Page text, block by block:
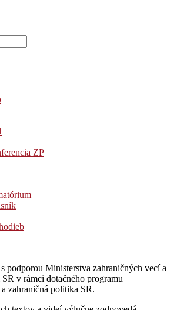
ZP
podporou Ministerstva zahraničných vecí a
v rámci dotačného programu
zahraničná politika SR.